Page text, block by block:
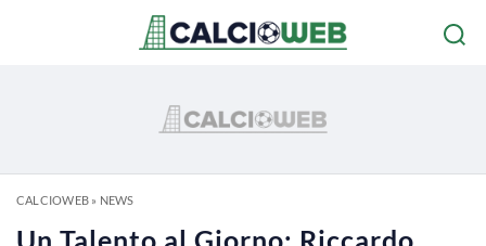
CALCIOWEB» NEWS
Un Talento al Giorno: Riccardo